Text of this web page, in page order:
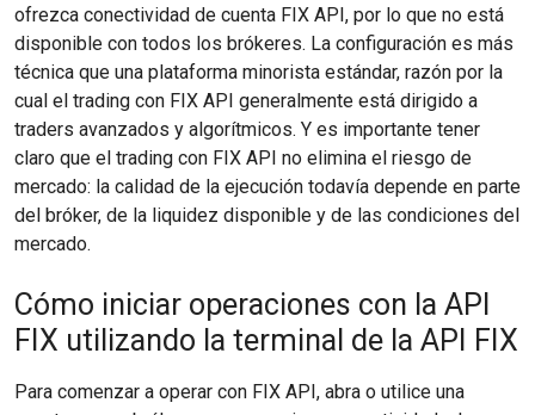
ofrezca conectividad de cuenta FIX API, por lo que no está
disponible con todos los brókeres. La configuración es más
técnica que una plataforma minorista estándar, razón por la
cual el trading con FIX API generalmente está dirigido a
traders avanzados y algorítmicos. Y es importante tener
claro que el trading con FIX API no elimina el riesgo de
mercado: la calidad de la ejecución todavía depende en parte
del bróker, de la liquidez disponible y de las condiciones del
mercado.
Cómo iniciar operaciones con la API
FIX utilizando la terminal de la API FIX
Para comenzar a operar con FIX API, abra o utilice una